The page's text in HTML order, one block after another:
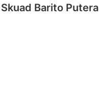
Skuad Barito Putera